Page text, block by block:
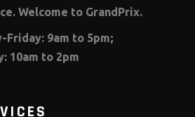
Welcome to GrandPrix.
Friday: 9am to 5pm;
10am to 2pm